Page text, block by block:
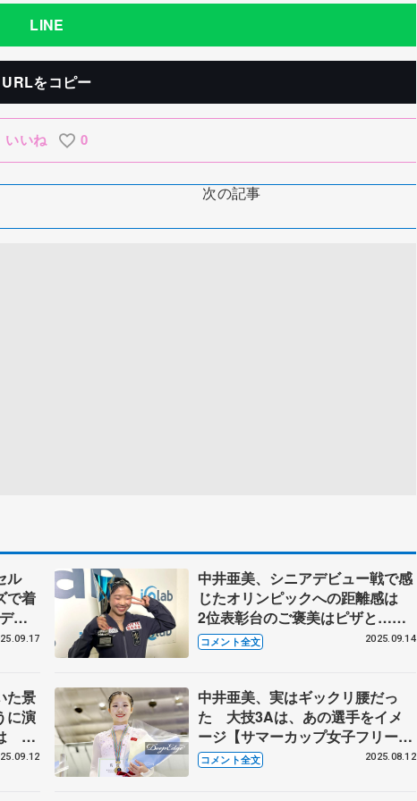
LINE
URLをコピー
いいね 0
次の記事
ル
で着
ィ
中井亜美、シニアデビュー戦で感
じたオリンピックへの距離感は
2位表彰台のご褒美はピザと…
【ロンバルディア杯・女子フリー
後】
コメント全文 2025.09.14
た景
に演
後】
中井亜美、実はギックリ腰だっ
た 大技3Aは、あの選手をイメ
ージ【サマーカップ女子フリー
後】
コメント全文 2025.08.12